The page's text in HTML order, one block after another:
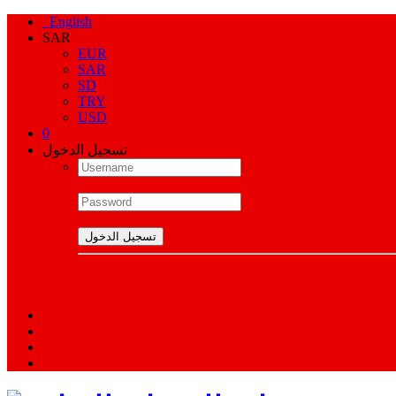
English
SAR
EUR
SAR
SD
TRY
USD
0
تسجيل الدخول
تسجيل الدخول